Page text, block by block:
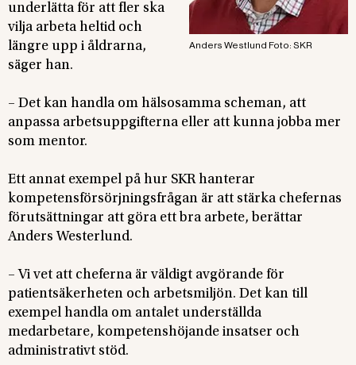
Anders Westlund Foto: SKR
underlätta för att fler ska
vilja arbeta heltid och
längre upp i åldrarna,
säger han.
– Det kan handla om hälsosamma scheman, att
anpassa arbetsuppgifterna eller att kunna jobba mer
som mentor.
Ett annat exempel på hur SKR hanterar
kompetensförsörjningsfrågan är att stärka chefernas
förutsättningar att göra ett bra arbete, berättar
Anders Westerlund.
– Vi vet att cheferna är väldigt avgörande för
patientsäkerheten och arbetsmiljön. Det kan till
exempel handla om antalet underställda
medarbetare, kompetenshöjande insatser och
administrativt stöd.